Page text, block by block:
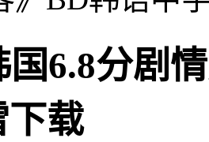
国6.8分剧
下载